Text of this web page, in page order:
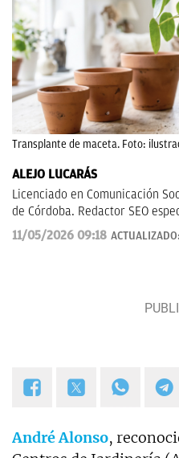
Transplante de maceta. Foto:
ALEJO LUCARÁS
Licenciado en Comunicación
de Córdoba. Redactor SEO
aplicada, tecnología y
divulgativo y orientado a
11/05/2026 09:18 ACTUALIZADO:
André Alonso,